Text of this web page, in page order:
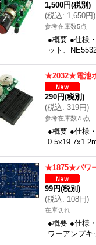
1,500円(税別)
(税込: 1,650円)
参考在庫数5点
●概要 ●仕様
ット、
★2032★電池
290円(税別)
(税込: 319円)
参考在庫数75点
●概要 ●仕様
★1875★パワ
99円(税別)
(税込: 108円)
在庫切れ
●概要 ●仕様
ワーアンプ